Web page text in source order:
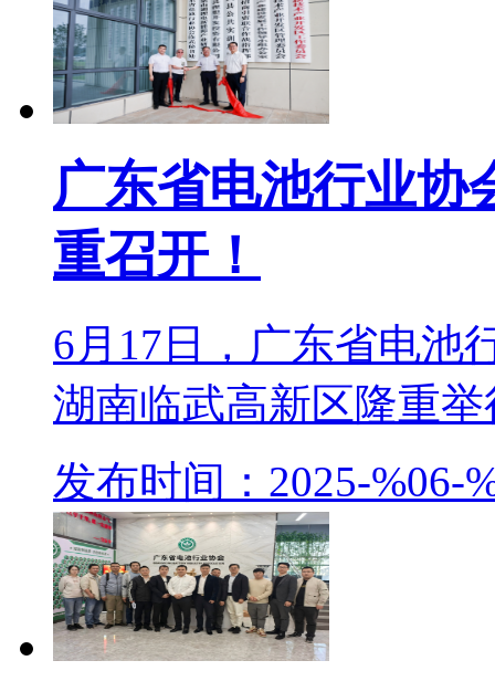
广东省电池行业协
重召开！
6月17日，广东省电池
湖南临武高新区隆重举
发布时间：2025-%06-